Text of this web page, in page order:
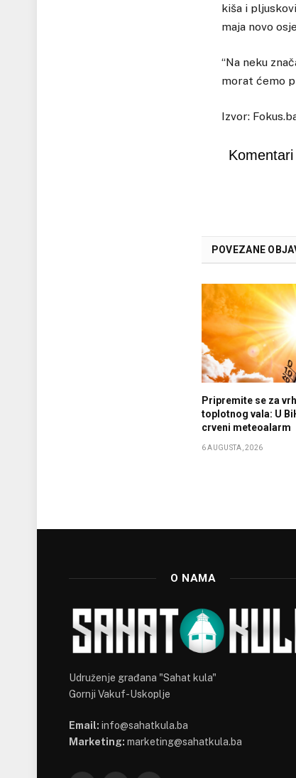
kiša i
maja novo
“Na neku
morat ćemo
Izvor:
Komentari
POVEZANE
Pripremite se za
toplotnog vala: U
crveni meteoalarm
6 AUGUSTA, 2026
O NAMA
Udruženje građana "Sahat kula"
Gornji Vakuf-Uskoplje
Email: info@sahatkula.ba
Marketing: marketing@sahatkula.ba